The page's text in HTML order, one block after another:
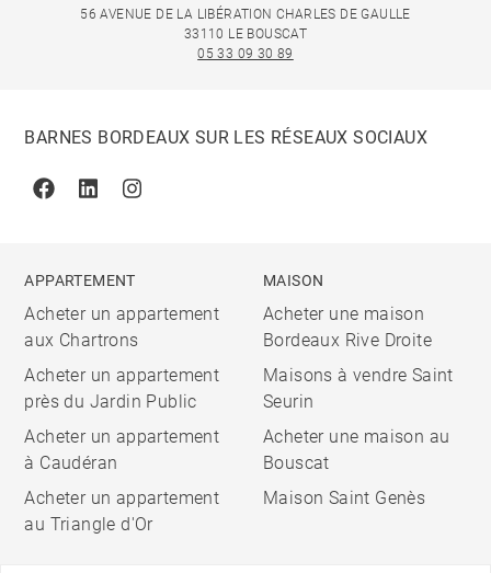
56 AVENUE DE LA LIBÉRATION CHARLES DE GAULLE
33110 LE BOUSCAT
05 33 09 30 89
BARNES BORDEAUX SUR LES RÉSEAUX SOCIAUX
FacebookLinkedinInstagram
APPARTEMENT
Acheter un appartement
aux Chartrons
Acheter un appartement
près du Jardin Public
Acheter un appartement
à Caudéran
Acheter un appartement
au Triangle d'Or
MAISON
Acheter une maison
Bordeaux Rive Droite
Maisons à vendre Saint
Seurin
Acheter une maison au
Bouscat
Maison Saint Genès